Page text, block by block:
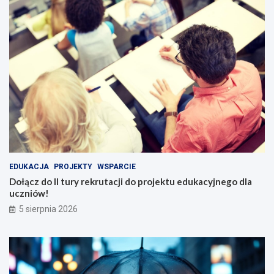
EDUKACJA PROJEKTY WSPARCIE
Dołącz do II tury rekrutacji do projektu edukacyjnego dla
uczniów!
5 sierpnia 2026